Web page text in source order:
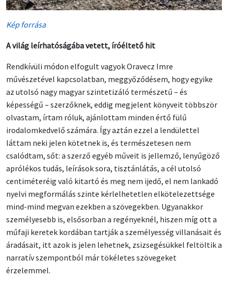
Kép forrása
A világ leírhatóságába vetett, íróéltető hit
Rendkívüli módon elfogult vagyok Oravecz Imre
művészetével kapcsolatban, meggyőződésem, hogy egyike
az utolsó nagy magyar szintetizáló természetű – és
képességű – szerzőknek, eddig megjelent könyveit többször
olvastam, írtam róluk, ajánlottam minden értő fülű
irodalomkedvelő számára. Így aztán ezzel a lendülettel
láttam neki jelen kötetnek is, és természetesen nem
csalódtam, sőt: a szerző egyéb műveit is jellemző, lenyűgöző
aprólékos tudás, leírások sora, tisztánlátás, a cél utolsó
centiméteréig való kitartó és meg nem ijedő, el nem lankadó
nyelvi megformálás szinte kérlelhetetlen elkötelezettsége
mind-mind megvan ezekben a szövegekben. Ugyanakkor
személyesebb is, elsősorban a regényeknél, hiszen míg ott a
műfaji keretek kordában tartják a személyesség villanásait és
áradásait, itt azok is jelen lehetnek, zsizsegésükkel feltöltik a
narratív szempontból már tökéletes szövegeket
érzelemmel.